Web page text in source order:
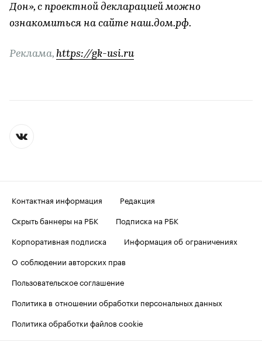
Дон», с проектной декларацией можно
ознакомиться на сайте наш.дом.рф.
Реклама, https://gk-usi.ru
Контактная информация
Редакция
Скрыть баннеры на РБК
Подписка на РБК
Корпоративная подписка
Информация об ограничениях
О соблюдении авторских прав
Пользовательское соглашение
Политика в отношении обработки персональных данных
Политика обработки файлов cookie